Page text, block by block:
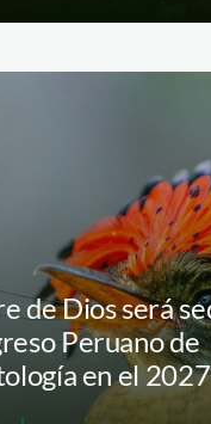
de Dios será
Peruano de
en el 2027